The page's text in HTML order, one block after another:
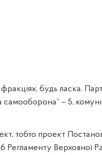
будь ласка.
– 5,
тобто проект
Регламенту